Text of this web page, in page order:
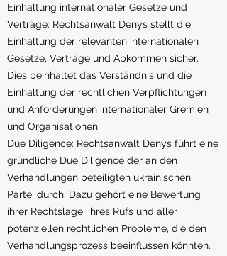
Einhaltung internationaler Gesetze und
Verträge: Rechtsanwalt Denys stellt die
Einhaltung der relevanten internationalen
Gesetze, Verträge und Abkommen sicher.
Dies beinhaltet das Verständnis und die
Einhaltung der rechtlichen Verpflichtungen
und Anforderungen internationaler Gremien
und Organisationen.
Due Diligence: Rechtsanwalt Denys führt eine
gründliche Due Diligence der an den
Verhandlungen beteiligten ukrainischen
Partei durch. Dazu gehört eine Bewertung
ihrer Rechtslage, ihres Rufs und aller
potenziellen rechtlichen Probleme, die den
Verhandlungsprozess beeinflussen könnten.